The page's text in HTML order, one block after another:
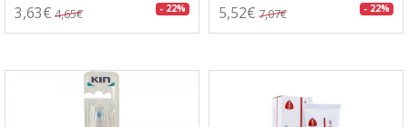
3,63€ 4,65€ - 22% 5,52€ 7,07€ - 22%